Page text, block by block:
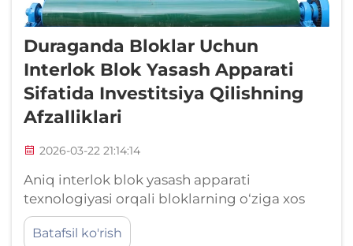
Duraganda Bloklar Uchun
Interlok Blok Yasash Apparati
Sifatida Investitsiya Qilishning
Afzalliklari
2026-03-22 21:14:14
Aniq interlok blok yasash apparati
texnologiyasi orqali bloklarning o‘ziga xos
duragandaligi. Qanday qilib bloklarning bir-
biriga mos keladigan geometriyasi va doimiy
Batafsil ko'rish